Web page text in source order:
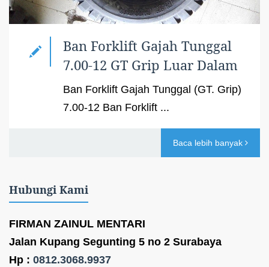
Ban Forklift Gajah Tunggal
7.00-12 GT Grip Luar Dalam
Ban Forklift Gajah Tunggal (GT. Grip)
7.00-12 Ban Forklift ...
Baca lebih banyak
Hubungi Kami
FIRMAN ZAINUL MENTARI
Jalan Kupang Segunting 5 no 2 Surabaya
Hp : 0812.3068.9937